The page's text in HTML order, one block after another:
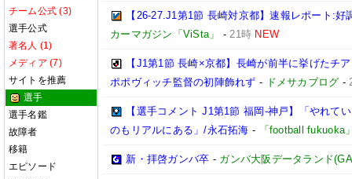
チーム公式 (3)
選手公式
著名人 (1)
メディア (7)
サイトを推薦
選手
選手名鑑
故障者
移籍
エピソード
【26-27.J1第1節 長崎対京都】速報レポート:
カーマガジン「ViSta」
-21時 NEW
【J1第1節 長崎×京都】長崎が前半に挙げたチ
ポポヴィッチ監督の初陣飾れず - ドメサカブログ -
【選手コメント J1第1節 福岡-神戸】「やれて
のもリアルにある」/永石拓海 - 「football fukuoka
新・拝啓ガンバ卒 - ガンバ大阪データランド